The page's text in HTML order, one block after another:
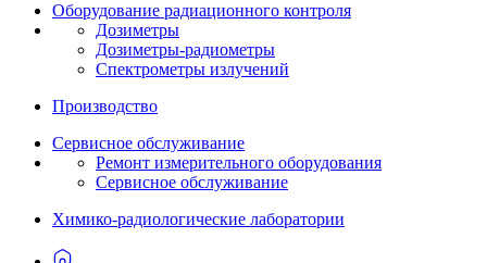
Оборудование радиационного контроля
Дозиметры
Дозиметры-радиометры
Спектрометры излучений
Производство
Сервисное обслуживание
Ремонт измерительного оборудования
Сервисное обслуживание
Химико-радиологические лаборатории